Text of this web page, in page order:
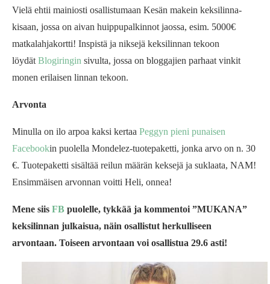
Vielä ehtii mainiosti osallistumaan Kesän makein keksilinna-
kisaan, jossa on aivan huippupalkinnot jaossa, esim. 5000€
matkalahjakortti! Inspistä ja niksejä keksilinnan tekoon
löydätBlogiringin sivulta, jossa on bloggajien parhaat vinkit
monen erilaisen linnan tekoon.
Arvonta
Minulla on ilo arpoa kaksi kertaa Peggyn pieni punaisen
Facebookin puolella Mondelez-tuotepaketti, jonka arvo on n. 30
€. Tuotepaketti sisältää reilun määrän keksejä ja suklaata, NAM!
Ensimmäisen arvonnan voitti Heli, onnea!
Mene siis FB puolelle, tykkää ja kommentoi ”MUKANA”
keksilinnan julkaisua, näin osallistut herkulliseen
arvontaan. Toiseen arvontaan voi osallistua 29.6 asti!